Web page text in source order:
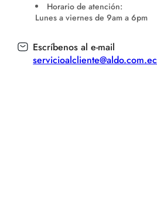
Horario de atención:
Lunes a viernes de 9am a 6pm
Escríbenos al e-mail
servicioalcliente@aldo.com.ec